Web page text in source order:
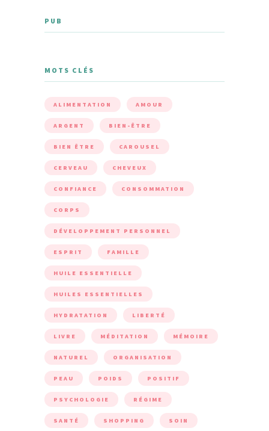
PUB
MOTS CLÉS
ALIMENTATION AMOUR
ARGENT BIEN-ÊTRE
BIEN ÊTRE CAROUSEL
CERVEAU CHEVEUX
CONFIANCE CONSOMMATION
CORPS
DÉVELOPPEMENT PERSONNEL
ESPRIT FAMILLE
HUILE ESSENTIELLE
HUILES ESSENTIELLES
HYDRATATION LIBERTÉ
LIVRE MÉDITATION MÉMOIRE
NATUREL ORGANISATION
PEAU POIDS POSITIF
PSYCHOLOGIE RÉGIME
SANTÉ SHOPPING SOIN